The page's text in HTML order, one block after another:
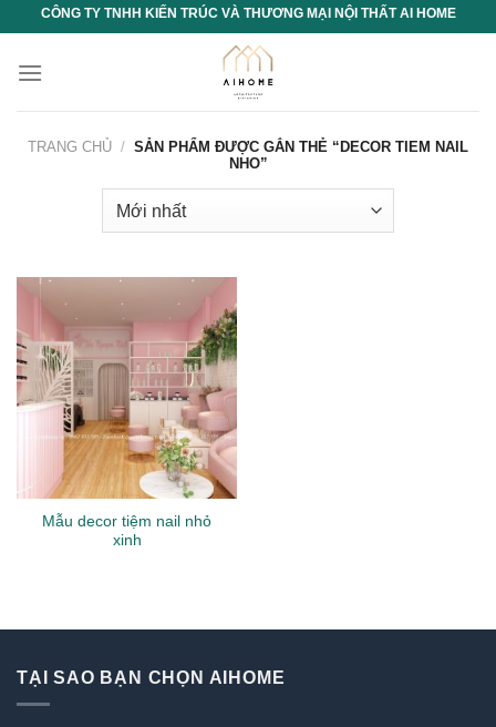
Chuyển
nội
CÔNG TY TNHH KIẾN TRÚC VÀ THƯƠNG MẠI NỘI THẤT AI HOME
TRANG CHỦ / SẢN PHẨM ĐƯỢC GẮN THẺ “DECOR TIEM NAIL
NHO”
Mẫu decor tiệm nail nhỏ
xinh
TẠI SAO BẠN CHỌN AIHOME